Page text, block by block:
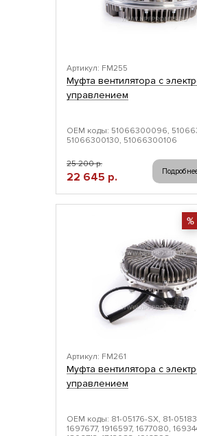
Артикул: FM255
Муфта вентилятора с
управлением
ОЕМ коды: 51066300096,
51066300130, 51066300106
25 200 р.
22 645 р.
Артикул: FM261
Муфта вентилятора с
управлением
ОЕМ коды: 81-05176-SX, 81-
1697677, 1916597, 1677080,